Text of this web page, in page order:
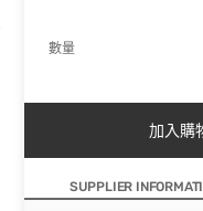
數量
加入購
SUPPLIER